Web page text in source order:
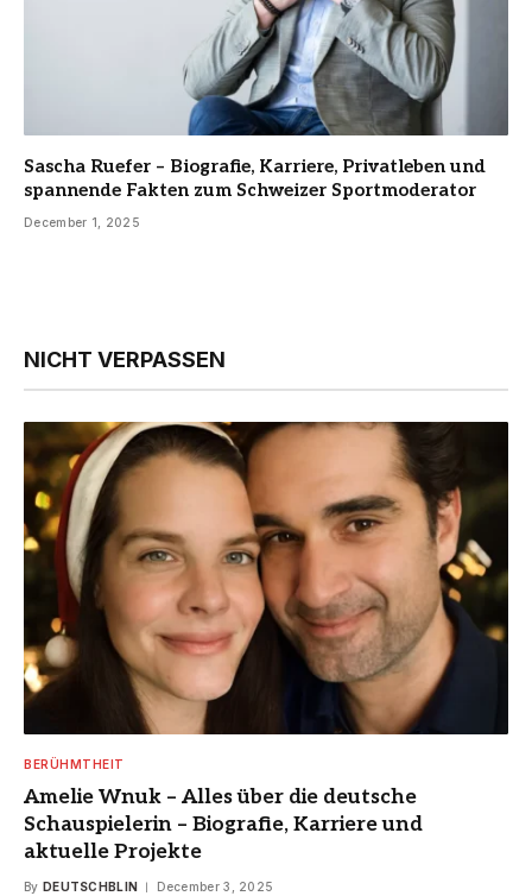
Sascha Ruefer – Biografie, Karriere, Privatleben und
spannende Fakten zum Schweizer Sportmoderator
December 1, 2025
NICHT VERPASSEN
BERÜHMTHEIT
Amelie Wnuk – Alles über die deutsche
Schauspielerin – Biografie, Karriere und
aktuelle Projekte
By DEUTSCHBLIN December 3, 2025